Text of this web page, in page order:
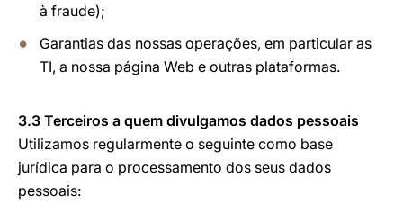
à fraude);
Garantias das nossas operações, em particular as
TI, a nossa página Web e outras plataformas.
3.3 Terceiros a quem divulgamos dados pessoais
Utilizamos regularmente o seguinte como base
jurídica para o processamento dos seus dados
pessoais: